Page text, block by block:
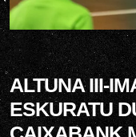
ALTUNA III-
ESKURATU